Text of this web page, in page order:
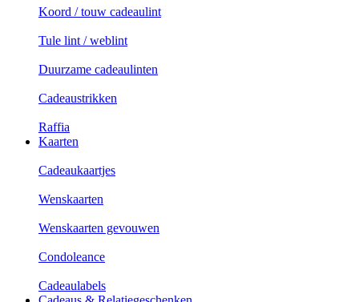
Koord / touw cadeaulint
Tule lint / weblint
Duurzame cadeaulinten
Cadeaustrikken
Raffia
Kaarten
Cadeaukaartjes
Wenskaarten
Wenskaarten gevouwen
Condoleance
Cadeaulabels